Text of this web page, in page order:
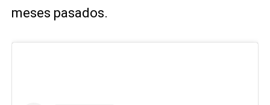
meses pasados.